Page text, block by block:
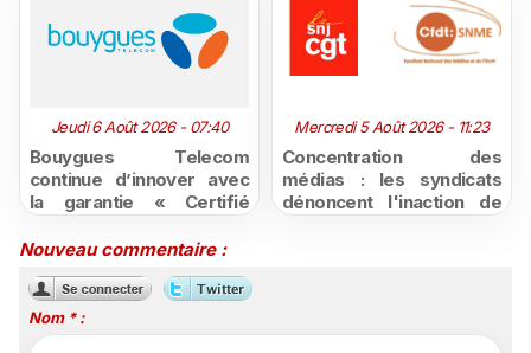
Jeudi 6 Août 2026 - 07:40
Bouygues Telecom
continue d’innover avec
la garantie « Certifié
»
Mercredi 5 Août 2026 - 11:23
Concentration des
médias : les syndicats
dénoncent l'inaction de
Nouveau commentaire :
Nom * :